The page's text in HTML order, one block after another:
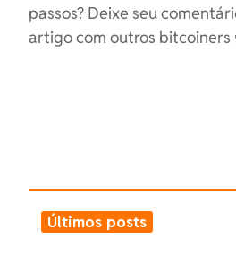
passos? Deixe seu
artigo com outros bitcoiners
Últimos posts